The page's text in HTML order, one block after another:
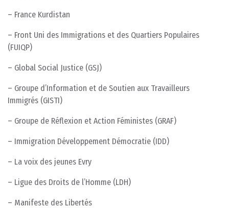
– France Kurdistan
– Front Uni des Immigrations et des Quartiers Populaires
(FUIQP)
– Global Social Justice (GSJ)
– Groupe d’Information et de Soutien aux Travailleurs
Immigrés (GISTI)
– Groupe de Réflexion et Action Féministes (GRAF)
– Immigration Développement Démocratie (IDD)
– La voix des jeunes Evry
– Ligue des Droits de l’Homme (LDH)
– Manifeste des Libertés